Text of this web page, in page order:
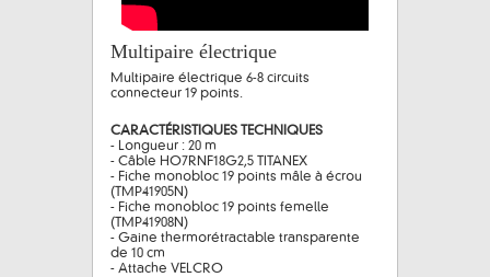
Multipaire électrique
Multipaire électrique 6-8 circuits
connecteur 19 points.
CARACTÉRISTIQUES TECHNIQUES
- Longueur : 20 m
- Câble HO7RNF18G2,5 TITANEX
- Fiche monobloc 19 points mâle à écrou
(TMP41905N)
- Fiche monobloc 19 points femelle
(TMP41908N)
- Gaine thermorétractable transparente
de 10 cm
- Attache VELCRO